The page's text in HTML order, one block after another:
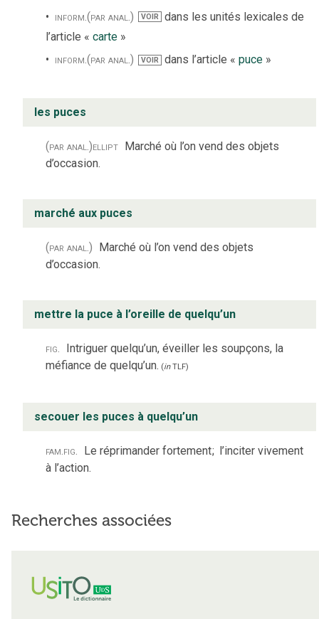
inform. (par anal.) VOIR
dans les unités lexicales de
l’article « carte »
inform.(par anal.) VOIR dans l’article « puce»
les puces
(par anal.)ellipt
Marché où l’on vend des objets
d’occasion.
marché aux puces
(par anal.)
Marché où l’on vend des objets
d’occasion.
mettre la puce à l’oreille de quelqu’un
fig.
Intriguer quelqu’un, éveiller les soupçons, la
méfiance de quelqu’un. (inTLF)
secouer les puces à quelqu’un
fam.fig. Le réprimander fortement; l’inciter vivement
à l’action.
Recherches associées